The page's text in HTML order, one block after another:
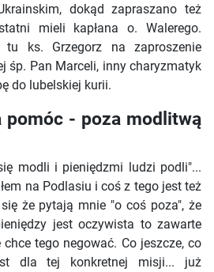
dokąd zapraszano też
mieli kapłana o. Walerego.
tu ks. Grzegorz na zaproszenie
śp. Pan Marceli, inny charyzmatyk
do lubelskiej kurii.
pomóc - poza modlitwą
modli i pieniędzmi ludzi podli"...
na Podlasiu i coś z tego jest też
że pytają mnie "o coś poza", że
jest oczywista to zawarte
tego negować. Co jeszcze, co
dla tej konkretnej misji... już